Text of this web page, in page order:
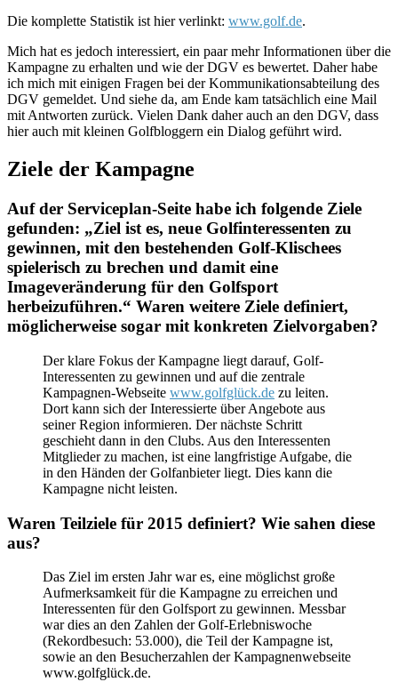
Die komplette Statistik ist hier verlinkt: www.golf.de.
Mich hat es jedoch interessiert, ein paar mehr Informationen über die
Kampagne zu erhalten und wie der DGV es bewertet. Daher habe
ich mich mit einigen Fragen bei der Kommunikationsabteilung des
DGV gemeldet. Und siehe da, am Ende kam tatsächlich eine Mail
mit Antworten zurück. Vielen Dank daher auch an den DGV, dass
hier auch mit kleinen Golfbloggern ein Dialog geführt wird.
Ziele der Kampagne
Auf der Serviceplan-Seite habe ich folgende Ziele
gefunden: „Ziel ist es, neue Golfinteressenten zu
gewinnen, mit den bestehenden Golf-Klischees
spielerisch zu brechen und damit eine
Imageveränderung für den Golfsport
herbeizuführen.“ Waren weitere Ziele definiert,
möglicherweise sogar mit konkreten Zielvorgaben?
Der klare Fokus der Kampagne liegt darauf, Golf-
Interessenten zu gewinnen und auf die zentrale
Kampagnen-Webseite www.golfglück.de zu leiten.
Dort kann sich der Interessierte über Angebote aus
seiner Region informieren. Der nächste Schritt
geschieht dann in den Clubs. Aus den Interessenten
Mitglieder zu machen, ist eine langfristige Aufgabe, die
in den Händen der Golfanbieter liegt. Dies kann die
Kampagne nicht leisten.
Waren Teilziele für 2015 definiert? Wie sahen diese
aus?
Das Ziel im ersten Jahr war es, eine möglichst große
Aufmerksamkeit für die Kampagne zu erreichen und
Interessenten für den Golfsport zu gewinnen. Messbar
war dies an den Zahlen der Golf-Erlebniswoche
(Rekordbesuch: 53.000), die Teil der Kampagne ist,
sowie an den Besucherzahlen der Kampagnenwebseite
www.golfglück.de.